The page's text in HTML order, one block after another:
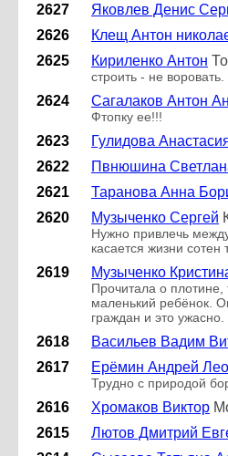
2627
Яковлев Денис
2626
Клещ Антон
2625
Кириленко Антон
строить - не воровать.
2624 Сагалаков Антон
Фтопку ее!!!
2623 Гулидова
2622
Пвнюшина
2621
Таранова Анна
2620
Музыченко Сергей
Нужно привлечь
касается жизни
2619 Музыченко
Прочитала о
маленький ребёнок.
граждан и это ужасно.
2618 Васильев Вадим
2617
Ерёмин Андрей
Трудно с природой
2616 Хромаков Виктор
2615
Лютов Дмитрий